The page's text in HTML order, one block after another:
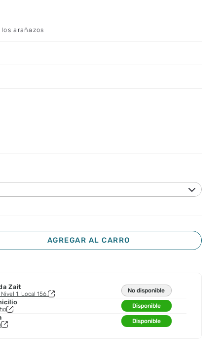
arañazos
AGREGAR AL CARRO
Zait
1. Local 156.
No disponible
Disponible
Disponible